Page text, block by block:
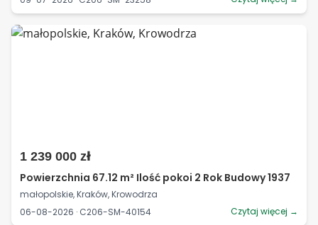
1 239 000 zł
Powierzchnia 67.12 m² Ilość pokoi 2 Rok Budowy 1937
małopolskie, Kraków, Krowodrza
06-08-2026 · C206-SM-40154
Czytaj więcej →